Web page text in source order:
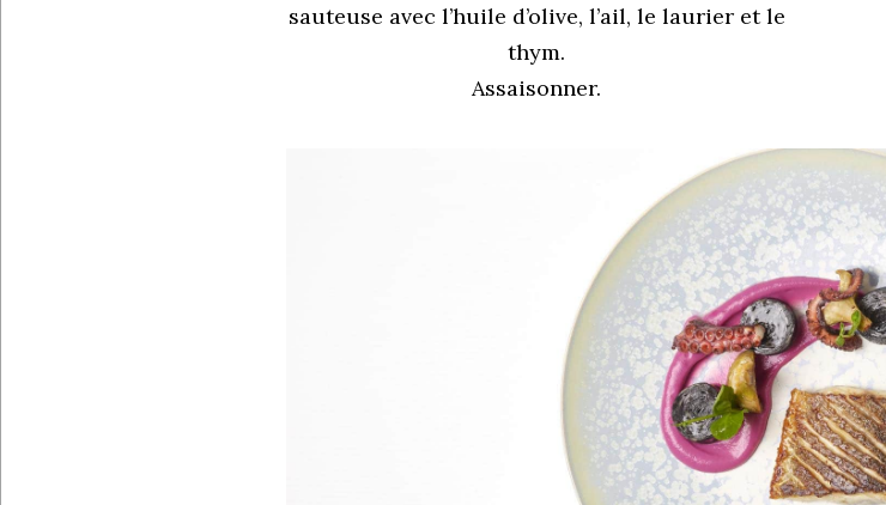
sauteuse avec l’huile d’olive, l’ail, le laurier et le
thym.
Assaisonner.